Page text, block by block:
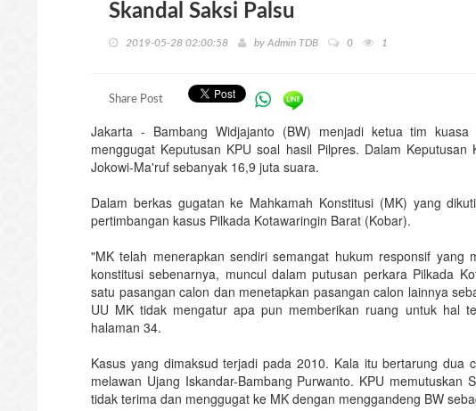
Skandal Saksi Palsu
2019-05-28 02:00:58 by Admin TDB 0 1
Share Post
Jakarta - Bambang Widjajanto (BW) menjadi ketua tim
menggugat Keputusan KPU soal hasil Pilpres. Dalam
Jokowi-Ma'ruf sebanyak 16,9 juta suara.
Dalam berkas gugatan ke Mahkamah Konstitusi (MK) yang
pertimbangan kasus Pilkada Kotawaringin Barat (Kobar).
"MK telah menerapkan sendiri semangat hukum responsif yang
konstitusi sebenarnya, muncul dalam putusan perkara Pilkada
satu pasangan calon dan menetapkan pasangan calon lainnya
UU MK tidak mengatur apa pun memberikan ruang untuk hal
halaman 34.
Kasus yang dimaksud terjadi pada 2010. Kala itu bertarung dua
melawan Ujang Iskandar-Bambang Purwanto. KPU memutuskan
tidak terima dan menggugat ke MK dengan menggandeng BW